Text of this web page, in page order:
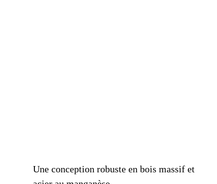
Une conception robuste en bois massif et